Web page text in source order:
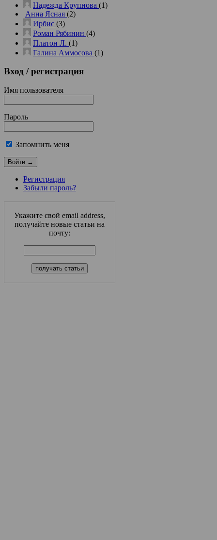
Надежда Крупнова (1)
Анна Ясная (2)
Ирбис (3)
Роман Рябинин (4)
Платон Л. (1)
Галина Аммосова (1)
Вход / регистрация
Имя пользователя
Пароль
Запомнить меня
Регистрация
Забыли пароль?
Укажите свой email address,
получайте новые статьи на
почту: